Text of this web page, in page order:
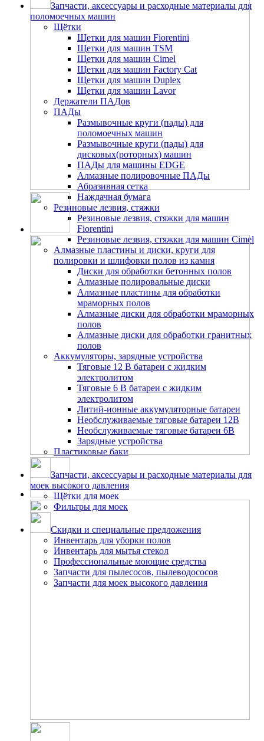
Запчасти, аксессуары и расходные материалы для
поломоечных машин
Щётки
Щетки для машин Fiorentini
Щетки для машин TSM
Щетки для машин Cimel
Щетки для машин Factory Cat
Щетки для машин Duplex
Щетки для машин Lavor
Держатели ПАДов
ПАДы
Размывочные круги (пады) для
поломоечных машин
Размывочные круги (пады) для
дисковых(роторных) машин
ПАДы для машины EDGE
Алмазные полировочные ПАДы
Абразивная сетка
Наждачная бумага
Резиновые лезвия, стяжки
Резиновые лезвия, стяжки для машин
Fiorentini
Резиновые лезвия, стяжки для машин Cimel
Алмазные пластины и диски, круги для
полировки и шлифовки полов из камня
Диски для обработки бетонных полов
Алмазные полировальные диски
Алмазные пластины для обработки
мраморных полов
Алмазные диски для обработки мраморных
полов
Алмазные диски для обработки гранитных
полов
Аккумуляторы, зарядные устройства
Тяговые 12 В батареи с жидким
электролитом
Тяговые 6 В батареи с жидким
электролитом
Литий-ионные аккумуляторные батареи
Необслуживаемые тяговые батареи 12В
Необслуживаемые тяговые батареи 6В
Зарядные устройства
Пластиковые баки
Запчасти, аксессуары и расходные материалы для
моек высокого давления
Щётки для моек
Фильтры для моек
Скидки и специальные предложения
Инвентарь для уборки полов
Инвентарь для мытья стекол
Профессиональные моющие средства
Запчасти для пылесосов, пылеводососов
Запчасти для моек высокого давления